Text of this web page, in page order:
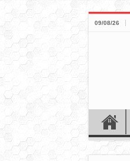
09/08/26